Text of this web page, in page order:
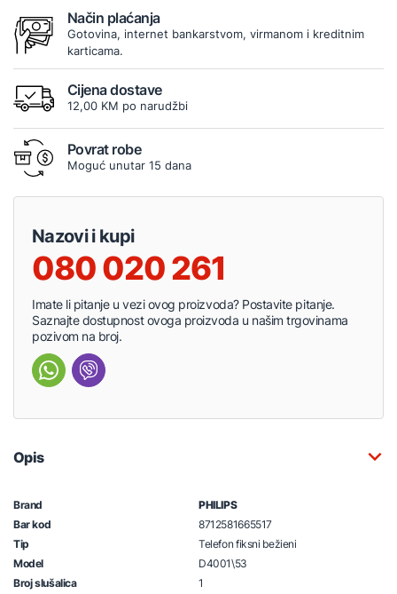
Način plaćanja
Gotovina, internet bankarstvom, virmanom i kreditnim
karticama.
Cijena dostave
12,00 KM po narudžbi
Povrat robe
Moguć unutar 15 dana
Nazovi i kupi
080 020 261
Imate li pitanje u vezi ovog proizvoda? Postavite pitanje.
Saznajte dostupnost ovoga proizvoda u našim trgovinama
pozivom na broj.
Opis
Brand
PHILIPS
Bar kod
8712581665517
Tip
Telefon fiksni bežieni
Model
D4001\53
Broj slušalica
1